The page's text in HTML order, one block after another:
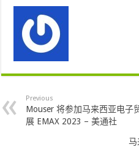
Previous
Mouser 将参加马来西亚电子
展 EMAX 2023 – 美通社
马